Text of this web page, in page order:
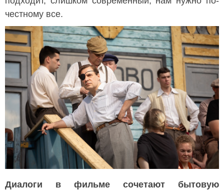
честному все.
Диалоги в фильме сочетают бытовую